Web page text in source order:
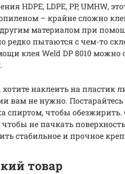
HDPE, LDPE, PP, UMHW,
– крайне сложно
материалом при
редко пытаются с чем-то
клея Weld DP 8010 можно
наклеить на пластик
вам не нужно. Постарайтесь
спиртом, чтобы обезжирить.
не пачкать
стабильное и прочное
товар